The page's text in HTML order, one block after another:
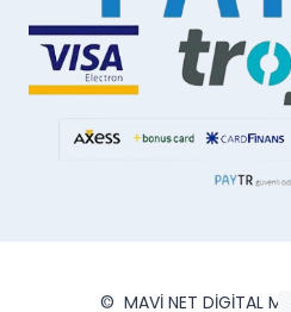
© MAVİ NET DİGİTAL